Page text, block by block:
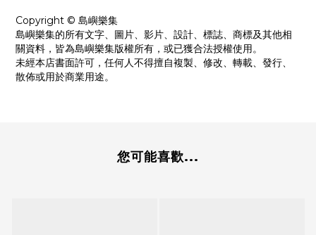
Copyright © 島嶼樂集
島嶼樂集的所有文字、圖片、影片、設計、標誌、商標及其他相
關資料，皆為島嶼樂集版權所有，或已獲合法授權使用。
未經本店書面許可，任何人不得擅自複製、修改、轉載、發行、
散佈或用於商業用途。
您可能喜歡...